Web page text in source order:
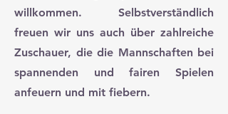
willkommen. Selbstverständlich
freuen wir uns auch über zahlreiche
Zuschauer, die die Mannschaften bei
spannenden und fairen Spielen
anfeuern und mit fiebern.